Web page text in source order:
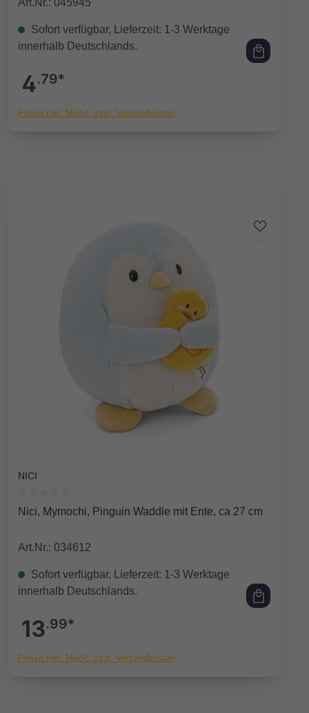
Art.Nr.: 045945
Sofort verfügbar, Lieferzeit: 1-3 Werktage
innerhalb Deutschlands.
4.79*
Preise inkl. MwSt. zzgl. Versandkosten
NICI
Durchschnittliche Bewertung von 0 von 5 Sternen
Nici, Mymochi, Pinguin Waddle mit Ente, ca 27 cm
Art.Nr.: 034612
Sofort verfügbar, Lieferzeit: 1-3 Werktage
innerhalb Deutschlands.
13.99*
Preise inkl. MwSt. zzgl. Versandkosten